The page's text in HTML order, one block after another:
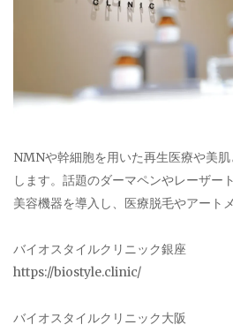
NMNや幹細胞を用いた再生医療や美
します。話題のダーマペンやレーザー
美容機器を導入し、医療脱毛やアート
バイオスタイルクリニック銀座
https://biostyle.clinic/
バイオスタイルクリニック大阪